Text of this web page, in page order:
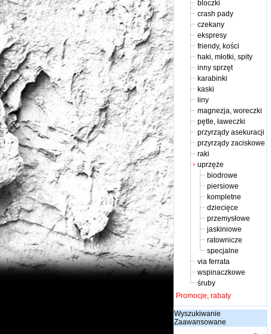
bloczki
crash pady
czekany
ekspresy
friendy, kości
haki, młotki, spity
inny sprzęt
karabinki
kaski
liny
magnezja, woreczki
pętle, ławeczki
przyrządy asekuracji
przyrządy zaciskowe
raki
uprzęże
biodrowe
piersiowe
kompletne
dziecięce
przemysłowe
jaskiniowe
ratownicze
specjalne
via ferrata
wspinaczkowe
śruby
Promocje, rabaty
Wyszukiwanie
Zaawansowane